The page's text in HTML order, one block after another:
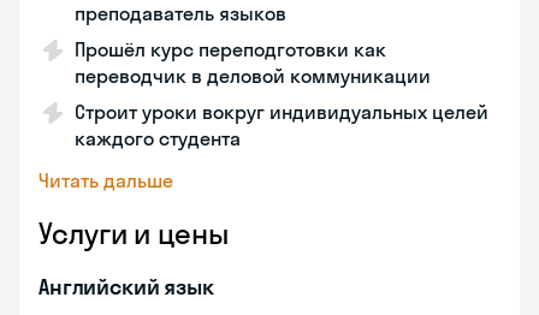
преподаватель языков
Прошёл курс переподготовки как
переводчик в деловой коммуникации
Строит уроки вокруг индивидуальных целей
каждого студента
Читать дальше
Услуги и цены
Английский язык